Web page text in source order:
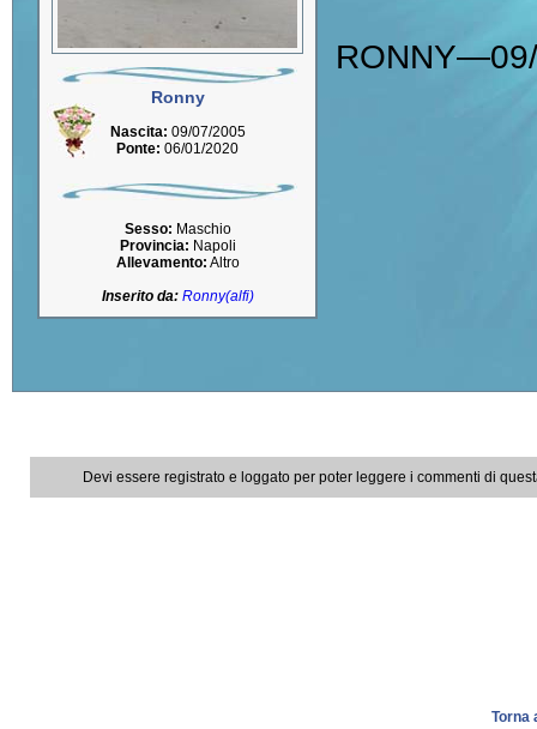
Ronny
Nascita: 09/07/2005
Ponte: 06/01/2020
Sesso: Maschio
Provincia: Napoli
Allevamento: Altro
Inserito da: Ronny(alfi)
Devi essere registrato e loggato per poter leggere i commenti di
Torna